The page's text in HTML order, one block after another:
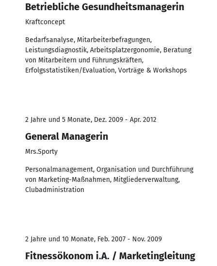
Betriebliche Gesundheitsmanagerin
Kraftconcept
Bedarfsanalyse, Mitarbeiterbefragungen,
Leistungsdiagnostik, Arbeitsplatzergonomie, Beratung
von Mitarbeitern und Führungskräften,
Erfolgsstatistiken/Evaluation, Vorträge & Workshops
2 Jahre und 5 Monate, Dez. 2009 - Apr. 2012
General Managerin
Mrs.Sporty
Personalmanagement, Organisation und Durchführung
von Marketing-Maßnahmen, Mitgliederverwaltung,
Clubadministration
2 Jahre und 10 Monate, Feb. 2007 - Nov. 2009
Fitnessökonom i.A. / Marketingleitung